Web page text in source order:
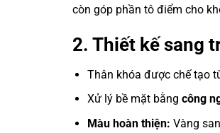
còn góp phần tô điểm cho
2. Thiết kế sang
Thân khóa được chế tạo
Xử lý bề mặt bằng công
Màu hoàn thiện: Vàng